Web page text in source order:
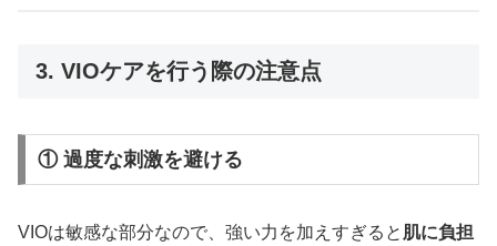
3. VIOケアを行う際の注意点
① 過度な刺激を避ける
VIOは敏感な部分なので、強い力を加えすぎると 肌に負担